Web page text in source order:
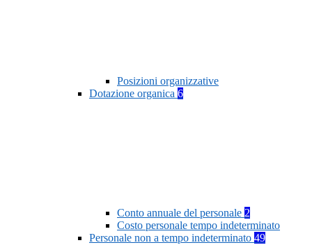
Posizioni organizzative
Dotazione organica 6
Conto annuale del personale 2
Costo personale tempo indeterminato
Personale non a tempo indeterminato 49